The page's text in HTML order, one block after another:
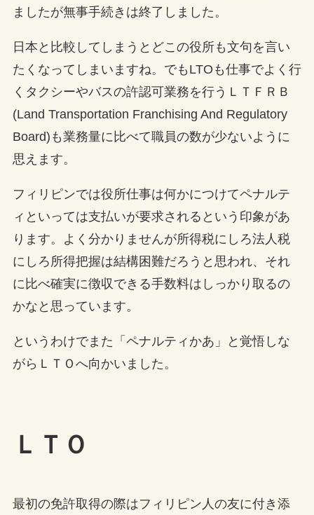
ましたが無事手続きは終了しました。
日本と比較してしまうとどこの役所も文句を言い
たくなってしまいますね。でもLTOも仕事でよく行
くタクシーやバスの許認可業務を行うＬＴＦＲＢ
(Land Transportation Franchising And Regulatory
Board)も業務量に比べて職員の数が少ないように
思えます。
フィリピンでは役所仕事は何かにつけてペナルテ
ィといっては支払いが要求されるという印象があ
ります。よく分かりませんが所得税にしろ法人税
にしろ所得把握は結構困難だろうと思われ、それ
に比べ確実に徴収できる手数料はしっかり取るの
かなと思っています。
というわけでまた「ペナルティかあ」と覚悟しな
がらＬＴＯへ向かいました。
ＬＴＯ
最初の免許取得の際はフィリピン人の友に付き添